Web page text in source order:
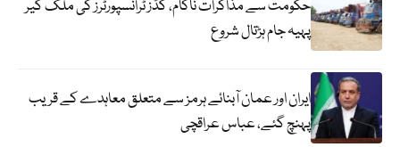
حکومت سے مذاکرات ناکام، گڈز ٹرانسپورٹرز کی ملک گیر
پہیہ جام ہڑتال شروع
ایران اور عمان آبنائے ہرمز سے متعلق معاہدے کے قریب
پہنچ گئے، عباس عراقچی